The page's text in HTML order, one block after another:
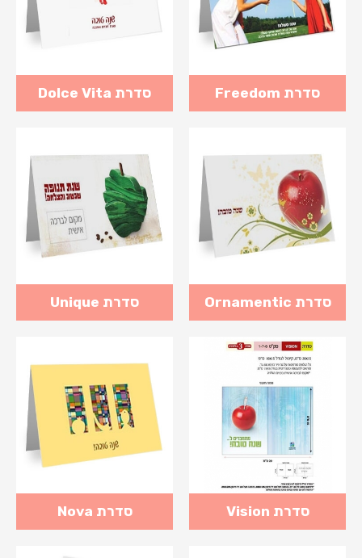
סדרת Freedom סדרת Dolce Vita
סדרת Ornamentic סדרת Unique
סדרת Vision סדרת Nova